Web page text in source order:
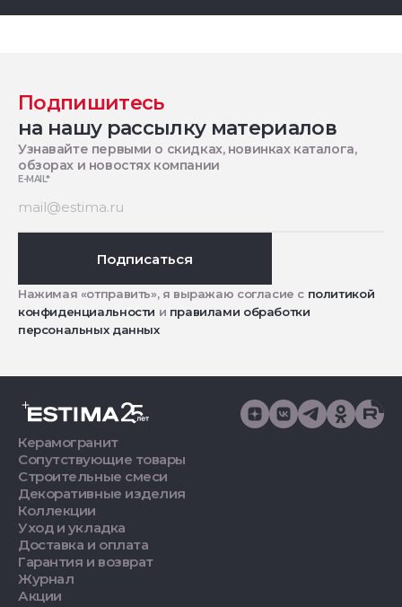
Подпишитесь
на нашу рассылку материалов
Узнавайте первыми о скидках, новинках каталога,
обзорах и новостях компании
E-MAIL*
Подписаться
Нажимая «отправить», я выражаю согласие с политикой
конфиденциальности и правилами обработки
персональных данных
Керамогранит
Сопутствующие товары
Строительные смеси
Декоративные изделия
Коллекции
Уход и укладка
Доставка и оплата
Гарантия и возврат
Журнал
Акции